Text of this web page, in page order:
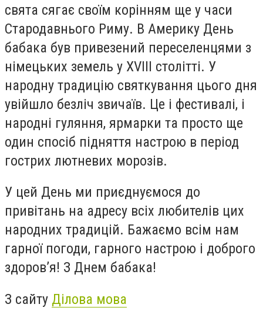
свята сягає своїм корінням ще у часи
Стародавнього Риму. В Америку День
бабака був привезений переселенцями з
німецьких земель у XVIII столітті. У
народну традицію святкування цього дня
увійшло безліч звичаїв. Це і фестивалі, і
народні гуляння, ярмарки та просто ще
один спосіб підняття настрою в період
гострих лютневих морозів.
У цей День ми приєднуємося до
привітань на адресу всіх любителів цих
народних традицій. Бажаємо всім нам
гарної погоди, гарного настрою і доброго
здоров’я! З Днем бабака!
З сайту Ділова мова